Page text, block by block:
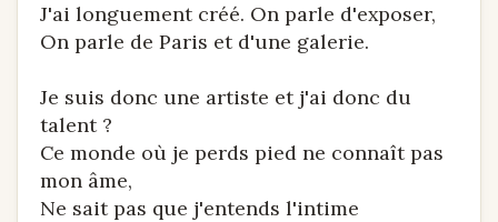
J'ai longuement créé. On parle d'exposer,
On parle de Paris et d'une galerie.
Je suis donc une artiste et j'ai donc du
talent ?
Ce monde où je perds pied ne connaît pas
mon âme,
Ne sait pas que j'entends l'intime